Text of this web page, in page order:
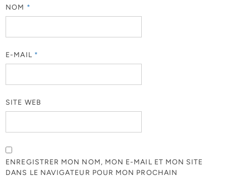
NOM *
E-MAIL *
SITE WEB
ENREGISTRER MON NOM, MON E-MAIL ET MON SITE
DANS LE NAVIGATEUR POUR MON PROCHAIN